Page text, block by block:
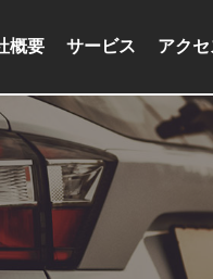
概要 サービス アク